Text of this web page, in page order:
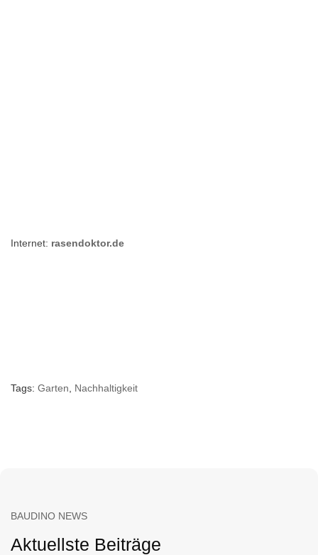
Internet: rasendoktor.de
Tags: Garten Nachhaltigkeit
BAUDINO NEWS
Aktuellste Beiträge